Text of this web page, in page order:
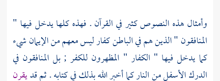
وأمثال هذه النصوص كثير في القرآن . فهذه كلها يدخل فيها "
المنافقون " الذين هم في الباطن كفار ليس معهم من الإيمان شيء
كما يدخل فيها " الكفار " المظهرون للكفر ; بل المنافقون في
الدرك الأسفل من النار كما أخبر الله بذلك في كتابه . ثم قديقرن